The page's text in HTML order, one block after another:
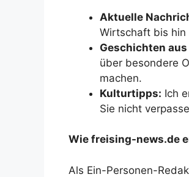
Aktuelle
Wirtschaft bis hin
Geschichten
über besondere
machen.
Kulturtipps: Ich
Sie nicht
Wie freising-news.de
Als Ein-Personen-